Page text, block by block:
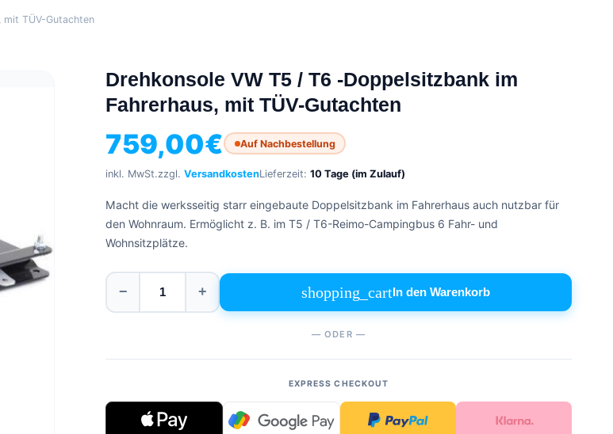
TÜV-Gutachten
Drehkonsole VW T5 / T6 -Doppelsitzbank im
Fahrerhaus, mit TÜV-Gutachten
759,00€ Auf Nachbestellung
inkl. MwSt. zzgl. VersandkostenLieferzeit: 10 Tage (im Zulauf)
Macht die werksseitig starr eingebaute Doppelsitzbank im Fahrerhaus auch nutzbar für
den Wohnraum. Ermöglicht z. B. im T5 / T6-Reimo-Campingbus 6 Fahr- und
Wohnsitzplätze.
− + shopping_cartIn den Warenkorb
— ODER —
EXPRESS CHECKOUT